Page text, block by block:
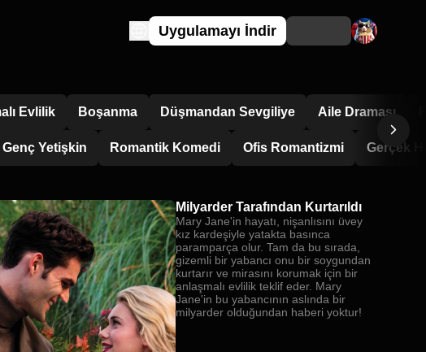
Uygulamayı İndir
Evlilik Boşanma Düşmandan Sevgiliye Aile Draması
Genç Yetişkin Romantik Komedi Ofis Romantizmi Gerçek
Milyarder Tarafından Kurtarıldı
Mary Jane'in hayatı, nişanlısını üvey
kız kardeşiyle yatakta basınca
paramparça olur. Tam da bu sırada,
gizemli bir yabancı onu bir soygundan
kurtarır ve mirasını korumak için bir
anlaşmalı evlilik teklif eder. Mary
Jane'in bu yabancının aslında bir
milyarder olduğundan haberi yoktur!